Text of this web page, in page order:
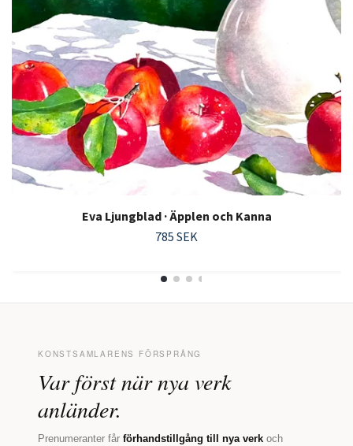
Eva Ljungblad · Äpplen och Kanna
785 SEK
KONSTSAMLARENS FÖRSPRÅNG
Var först när nya verk
anländer.
Prenumeranter får förhandstillgång till nya verk och